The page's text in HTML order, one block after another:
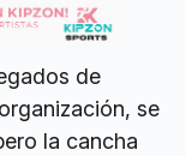
de
se
la cancha